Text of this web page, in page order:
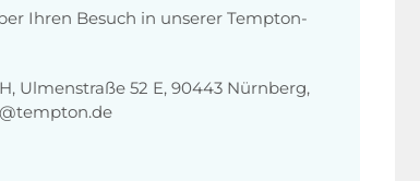
Ihren Besuch in unserer Tempton-
Ulmenstraße 52 E, 90443 Nürnberg,